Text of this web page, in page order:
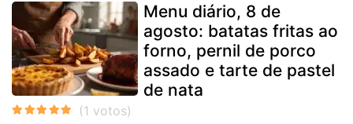
Menu diário, 8 de
agosto: batatas fritas ao
forno, pernil de porco
assado e tarte de pastel
de nata